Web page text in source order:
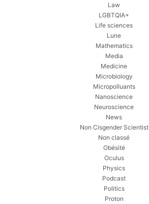
Law
LGBTQIA+
Life sciences
Lune
Mathematics
Media
Medicine
Microbiology
Micropolluants
Nanoscience
Neuroscience
News
Non Cisgender Scientist
Non classé
Obésité
Oculus
Physics
Podcast
Politics
Proton